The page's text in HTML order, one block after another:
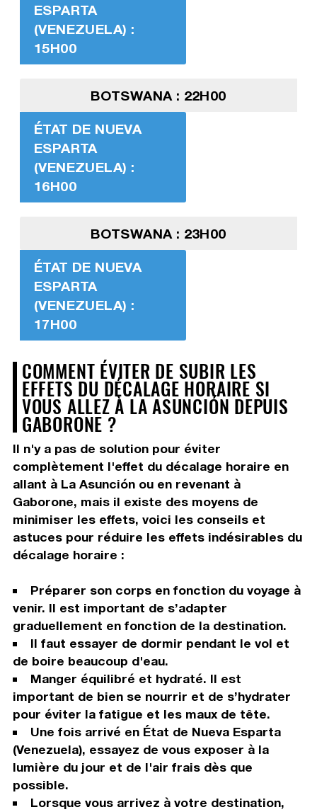
ESPARTA
(VENEZUELA) :
15H00
BOTSWANA : 22H00
ÉTAT DE NUEVA
ESPARTA
(VENEZUELA) :
16H00
BOTSWANA : 23H00
ÉTAT DE NUEVA
ESPARTA
(VENEZUELA) :
17H00
COMMENT ÉVITER DE SUBIR LES
EFFETS DU DÉCALAGE HORAIRE SI
VOUS ALLEZ À LA ASUNCIÓN DEPUIS
GABORONE ?
Il n'y a pas de solution pour éviter
complètement l'effet du décalage horaire en
allant à La Asunción ou en revenant à
Gaborone, mais il existe des moyens de
minimiser les effets, voici les conseils et
astuces pour réduire les effets indésirables du
décalage horaire :
Préparer son corps en fonction du voyage à
venir. Il est important de s’adapter
graduellement en fonction de la destination.
Il faut essayer de dormir pendant le vol et
de boire beaucoup d'eau.
Manger équilibré et hydraté. Il est
important de bien se nourrir et de s’hydrater
pour éviter la fatigue et les maux de tête.
Une fois arrivé en État de Nueva Esparta
(Venezuela), essayez de vous exposer à la
lumière du jour et de l'air frais dès que
possible.
Lorsque vous arrivez à votre destination,